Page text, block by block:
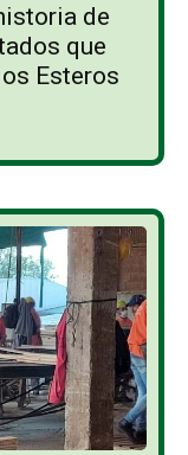
de
que
Esteros